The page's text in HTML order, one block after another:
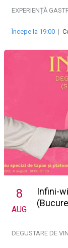
EXPERIENȚĂ
Începe la 19:00 |
8
AUG
Infini-
DEGUSTARE DE VIN